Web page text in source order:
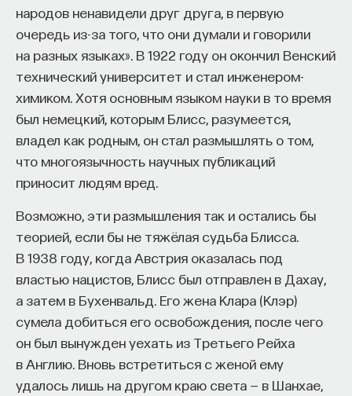
народов ненавидели друг друга, в первую
очередь из-за того, что они думали и говорили
на разных языках». В 1922 году он окончил Венский
технический университет и стал инженером-
химиком. Хотя основным языком науки в то время
был немецкий, которым Блисс, разумеется,
владел как родным, он стал размышлять о том,
что многоязычность научных публикаций
приносит людям вред.
Возможно, эти размышления так и остались бы
теорией, если бы не тяжёлая судьба Блисса.
В 1938 году, когда Австрия оказалась под
властью нацистов, Блисс был отправлен в Дахау,
а затем в Бухенвальд. Его жена Клара (Клэр)
сумела добиться его освобождения, после чего
он был вынужден уехать из Третьего Рейха
в Англию. Вновь встретиться с женой ему
удалось лишь на другом краю света — в Шанхае,